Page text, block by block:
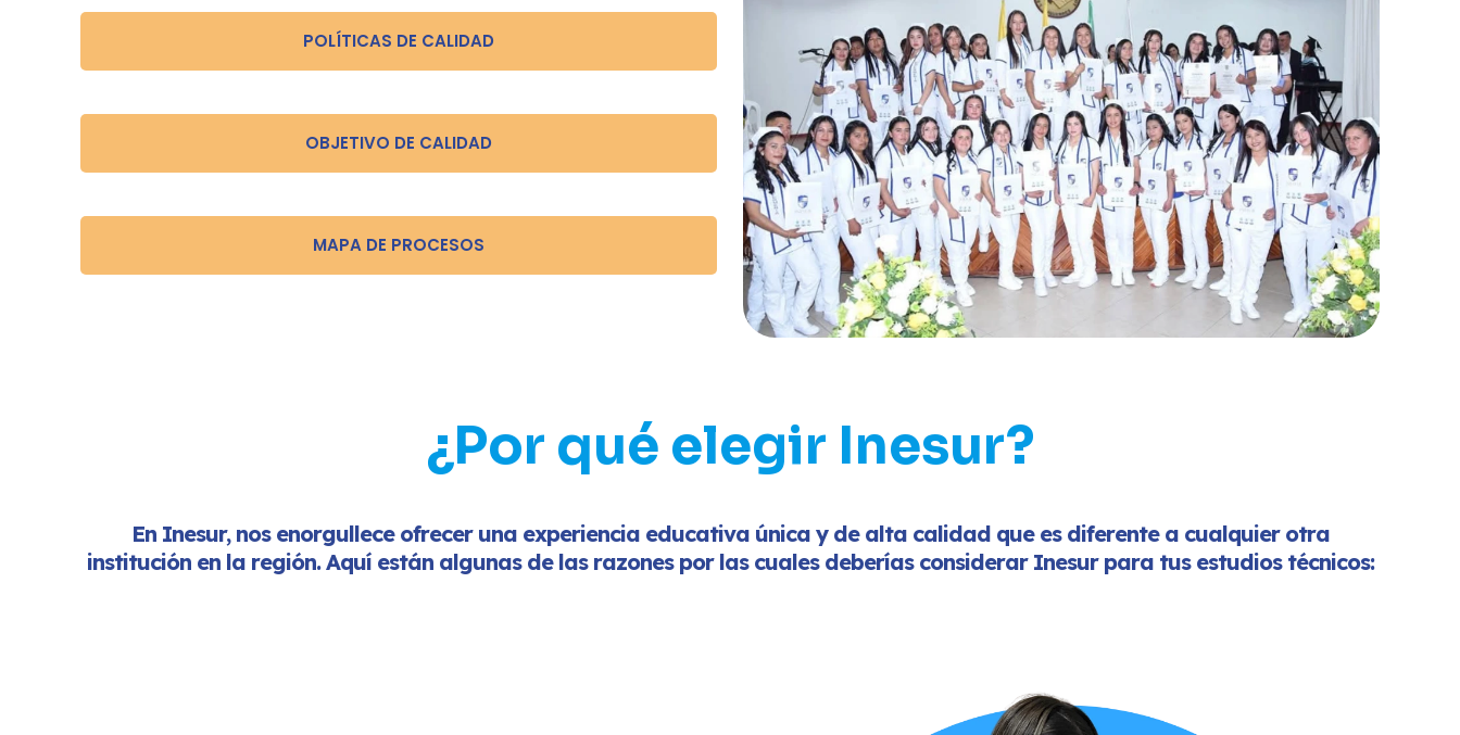
POLÍTICAS DE CALIDAD
OBJETIVO DE CALIDAD
MAPA DE PROCESOS
¿Por qué elegir Inesur?
En Inesur, nos enorgullece ofrecer una experiencia educativa única y de alta calidad que es diferente a cualquier otra
institución en la región. Aquí están algunas de las razones por las cuales deberías considerar Inesur para tus estudios técnicos: